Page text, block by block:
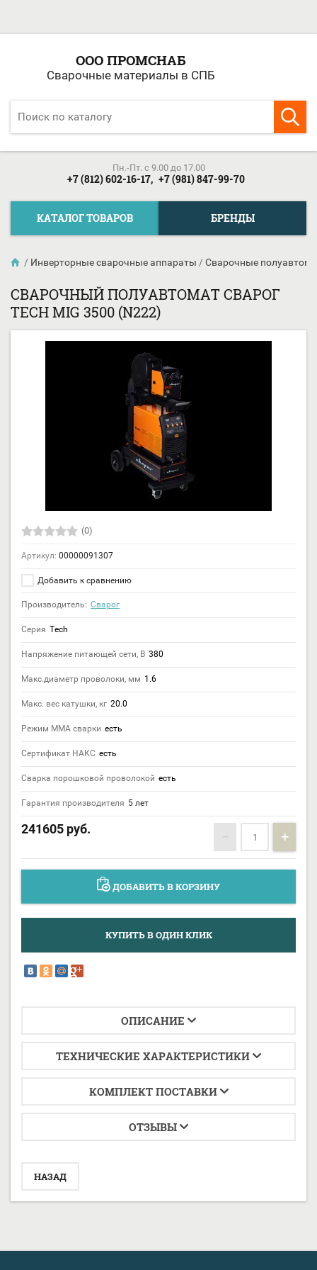
ООО ПРОМСНАБ
Сварочные материалы в СПБ
Пн.-Пт. c 9.00 до 17.00
+7 (812) 602-16-17, +7 (981) 847-99-70
КАТАЛОГ ТОВАРОВ БРЕНДЫ
/ Инверторные сварочные аппараты / Сварочные
СВАРОЧНЫЙ ПОЛУАВТОМАТ СВАРОГ
TECH MIG 3500 (N222)
(0)
Артикул: 00000091307
Добавить к сравнению
Производитель: Сварог
Серия Tech
Напряжение питающей сети, В 380
Макс.диаметр проволоки, мм 1.6
Макс. вес катушки, кг 20.0
Режим MMA сварки есть
Сертификат НАКС есть
Сварка порошковой проволокой есть
Гарантия производителя 5 лет
241605 руб. − +
ДОБАВИТЬ В КОРЗИНУ
КУПИТЬ В ОДИН КЛИК
ОПИСАНИЕ
ТЕХНИЧЕСКИЕ ХАРАКТЕРИСТИКИ
КОМПЛЕКТ ПОСТАВКИ
ОТЗЫВЫ
НАЗАД